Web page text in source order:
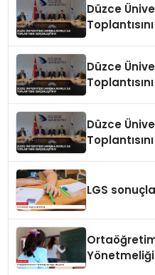
Düzce
Düzce
Düzce
LGS